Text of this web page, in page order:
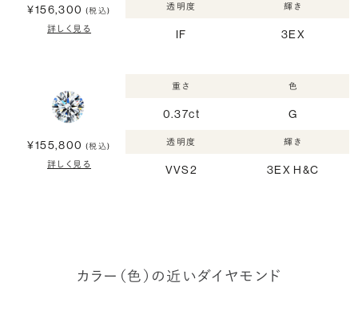
¥156,300 (税込)
詳しく見る
透明度
IF
輝き
3EX
¥155,800 (税込)
詳しく見る
重さ
0.37ct
色
G
透明度
VVS2
輝き
3EX H&C
カラー（色）の近いダイヤモンド